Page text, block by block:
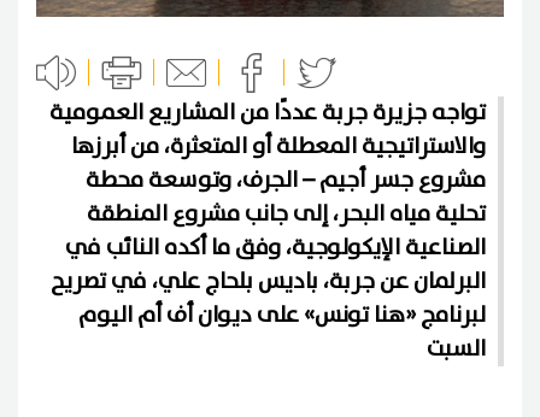
تواجه جزيرة جربة عددًا من المشاريع العمومية
والاستراتيجية المعطلة أو المتعثرة، من أبرزها
مشروع جسر أجيم – الجرف، وتوسعة محطة
تحلية مياه البحر، إلى جانب مشروع المنطقة
الصناعية الإيكولوجية، وفق ما أكده النائب في
البرلمان عن جربة، باديس بلحاج علي، في تصريح
لبرنامج «هنا تونس» على ديوان أف أم اليوم
السبت